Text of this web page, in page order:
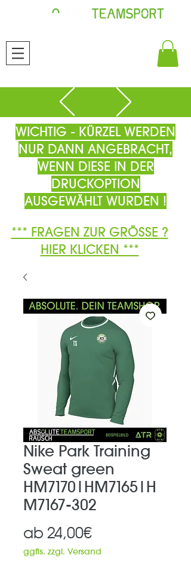
WICHTIG - KÜRZEL WERDEN
NUR DANN ANGEBRACHT,
WENN DIESE IN DER
DRUCKOPTION
AUSGEWÄHLT WURDEN !
*** FRAGEN ZUR GRÖSSE ?
HIER KLICKEN ***
Nike Park Training
Sweat green
HM7170|HM7165|H
M7167-302
ab 24,00€Sale-
Preis
ggfls. zzgl. Versand